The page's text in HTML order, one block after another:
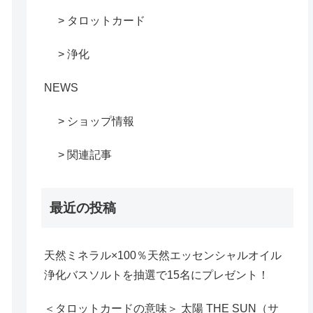
> タロットカード
> 浄化
NEWS
> ショップ情報
> 関連記事
最近の投稿
天然ミネラル×100％天然エッセンシャルオイル
浄化バスソルトを抽選で15名にプレゼント！
＜タロットカードの意味＞ 太陽 THE SUN（サ